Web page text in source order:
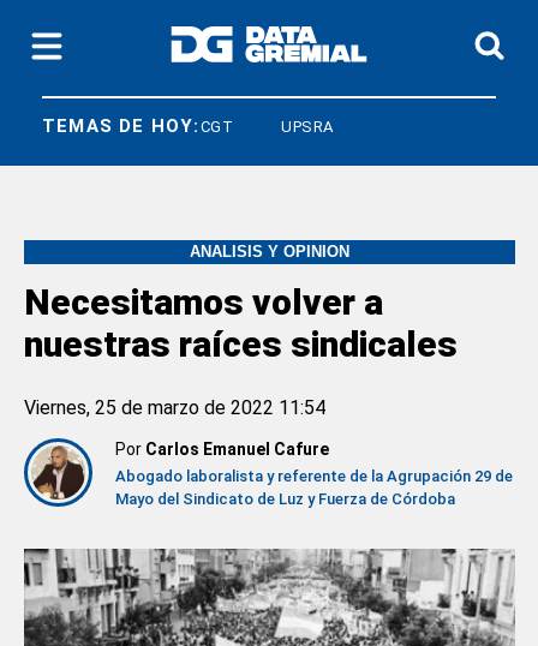
TEMAS DE HOY:
LEY BASES CGT UPSRA
ANÁLISIS Y OPINIÓN
Necesitamos volver a
nuestras raíces sindicales
Por Carlos Emanuel Cafure
Abogado laboralista y referente de la Agrupación 29 de
Mayo del Sindicato de Luz y Fuerza de Córdoba
Viernes, 25 de marzo de 2022 11:54